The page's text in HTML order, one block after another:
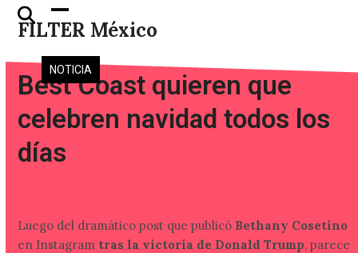
Skip
FILTER México
Open
mobile
menu
Close
mobile
menu
NOTICIA
Best Coast quieren que
celebren navidad todos los
días
Luego del dramático post que publicó Bethany Cosetino
en Instagram tras la victoria de Donald Trump, parece